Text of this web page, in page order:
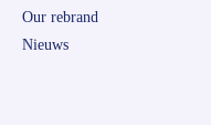
Our rebrand
Nieuws